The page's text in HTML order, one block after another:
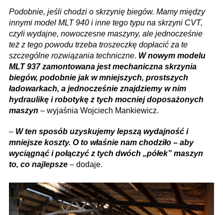
Podobnie, jeśli chodzi o skrzynię biegów. Mamy między
innymi model MLT 940 i inne tego typu na skrzyni CVT,
czyli wydajne, nowoczesne maszyny, ale jednocześnie
też z tego powodu trzeba troszeczkę dopłacić za te
szczególne rozwiązania techniczne. W nowym modelu
MLT 937 zamontowana jest mechaniczna skrzynia
biegów, podobnie jak w mniejszych, prostszych
ładowarkach, a jednocześnie znajdziemy w nim
hydraulikę i robotykę z tych mocniej doposażonych
maszyn – wyjaśnia Wojciech Mankiewicz.
– W ten sposób uzyskujemy lepszą wydajność i
mniejsze koszty. O to właśnie nam chodziło – aby
wyciągnąć i połączyć z tych dwóch „półek” maszyn
to, co najlepsze – dodaje.